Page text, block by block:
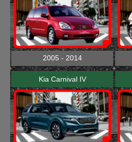
2005 - 2014
Kia Carnival IV